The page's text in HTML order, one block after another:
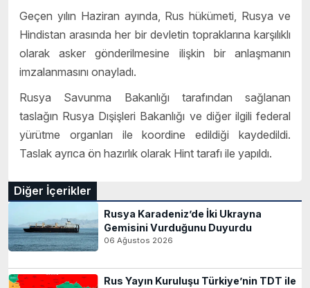
Geçen yılın Haziran ayında, Rus hükümeti, Rusya ve
Hindistan arasında her bir devletin topraklarına karşılıklı
olarak asker gönderilmesine ilişkin bir anlaşmanın
imzalanmasını onayladı.
Rusya Savunma Bakanlığı tarafından sağlanan
taslağın Rusya Dışişleri Bakanlığı ve diğer ilgili federal
yürütme organları ile koordine edildiği kaydedildi.
Taslak ayrıca ön hazırlık olarak Hint tarafı ile yapıldı.
Diğer İçerikler
Rusya Karadeniz’de İki Ukrayna
Gemisini Vurduğunu Duyurdu
06 Ağustos 2026
Rus Yayın Kuruluşu Türkiye’nin TDT ile